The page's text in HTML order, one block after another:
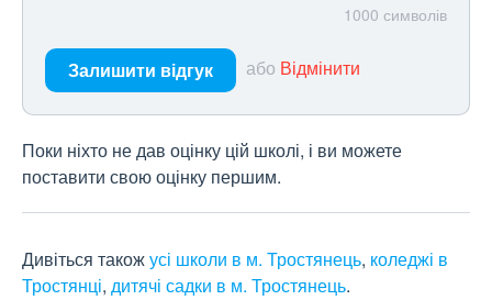
1000 символів
Залишити відгук або Відмінити
Поки ніхто не дав оцінку цій школі, і ви можете
поставити свою оцінку першим.
Дивіться такожусі школи в м. Тростянець, коледжі в
Тростянці, дитячі садки в м. Тростянець.